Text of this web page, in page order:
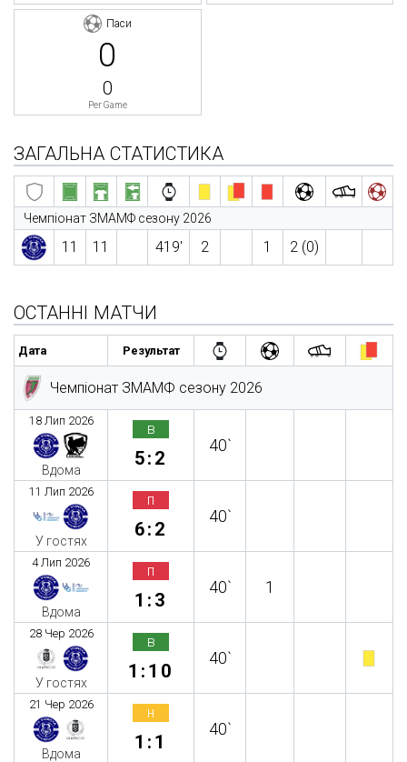
Паси
0
0
Per Game
ЗАГАЛЬНА СТАТИСТИКА
Чемпіонат ЗМАМФ сезону 2026
11 11 419′ 2 1 2 (0)
ОСТАННІ МАТЧИ
Дата Результат
Чемпіонат ЗМАМФ сезону 2026
18 Лип 2026
Вдома
в
5:2
40`
11 Лип 2026
У гостях
п
6:2
40`
4 Лип 2026
Вдома
п
1:3
40` 1
28 Чер 2026
У гостях
в
1:10
40`
21 Чер 2026
Вдома
н
1:1
40`